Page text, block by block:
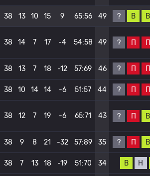
38 13 10 15 9 65:56 49 ? В В
38 14 7 17 -4 54:58 49 ? П П
38 13 7 18 -12 57:69 46 ? П П
38 10 14 14 -6 51:57 44 ? П П
38 12 7 19 -6 65:71 43 ? П В
38 9 8 21 -32 57:89 35 ? П В
38 7 13 18 -19 51:70 34 В Н